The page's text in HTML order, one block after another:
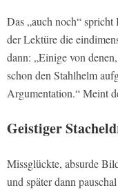
Das „auch noch“
der Lektüre die
dann: „Einige von
schon den Stahlhelm
Argumentation.“ Meint
Geistiger
Missglückte, absurde
und später dann